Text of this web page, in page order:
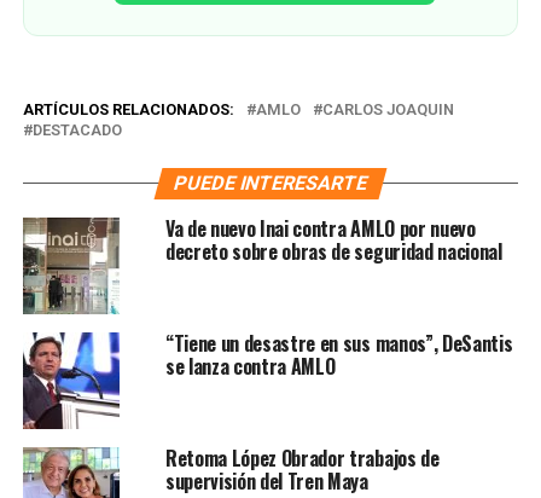
ARTÍCULOS RELACIONADOS: AMLO
CARLOS JOAQUIN
DESTACADO
PUEDE INTERESARTE
Va de nuevo Inai contra AMLO por nuevo
decreto sobre obras de seguridad nacional
“Tiene un desastre en sus manos”, DeSantis
se lanza contra AMLO
Retoma López Obrador trabajos de
supervisión del Tren Maya